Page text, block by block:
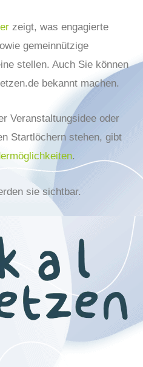
zeigt, was engagierte
gemeinnützige
stellen. Auch Sie können
bekannt machen.
Veranstaltungsidee oder
Startlöchern stehen, gibt
.
sie sichtbar.